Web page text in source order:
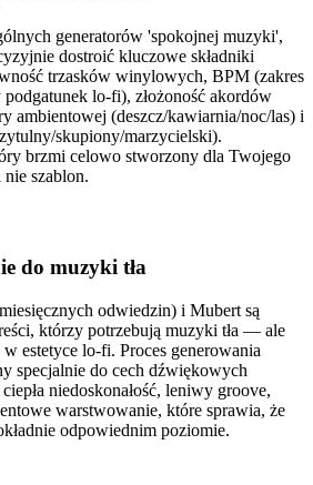
generatorów 'spokojnej muzyki',
dostroić kluczowe składniki
trzasków winylowych, BPM (zakres
lo-fi), złożoność akordów
ambientowej (deszcz/kawiarnia/noc/las) i
skupiony/marzycielski).
brzmi celowo stworzony dla Twojego
szablon.
do muzyki tła
odwiedzin) i Mubert są
którzy potrzebują muzyki tła — ale
estetyce lo-fi. Proces generowania
specjalnie do cech dźwiękowych
niedoskonałość, leniwy groove,
warstwowanie, które sprawia, że
odpowiednim poziomie.